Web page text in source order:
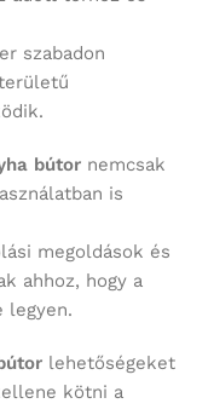
szabadon
bútor nemcsak
is
megoldások és
ahhoz, hogy a
legyen.
lehetőségeket
kötni a